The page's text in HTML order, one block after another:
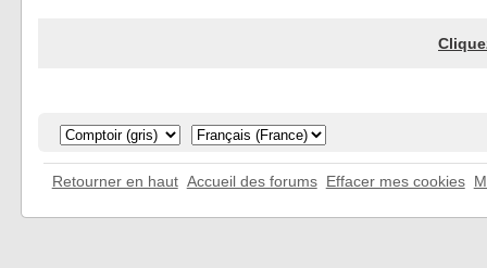
Retourner en haut Accueil des forums Effacer mes cookies